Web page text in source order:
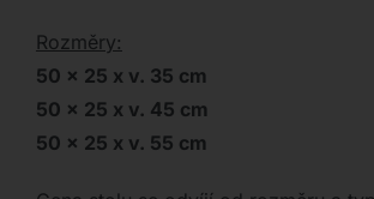
Rozměry:
50 x 25 x v. 35 cm
50 x 25 x v. 45 cm
50 x 25 x v. 55 cm